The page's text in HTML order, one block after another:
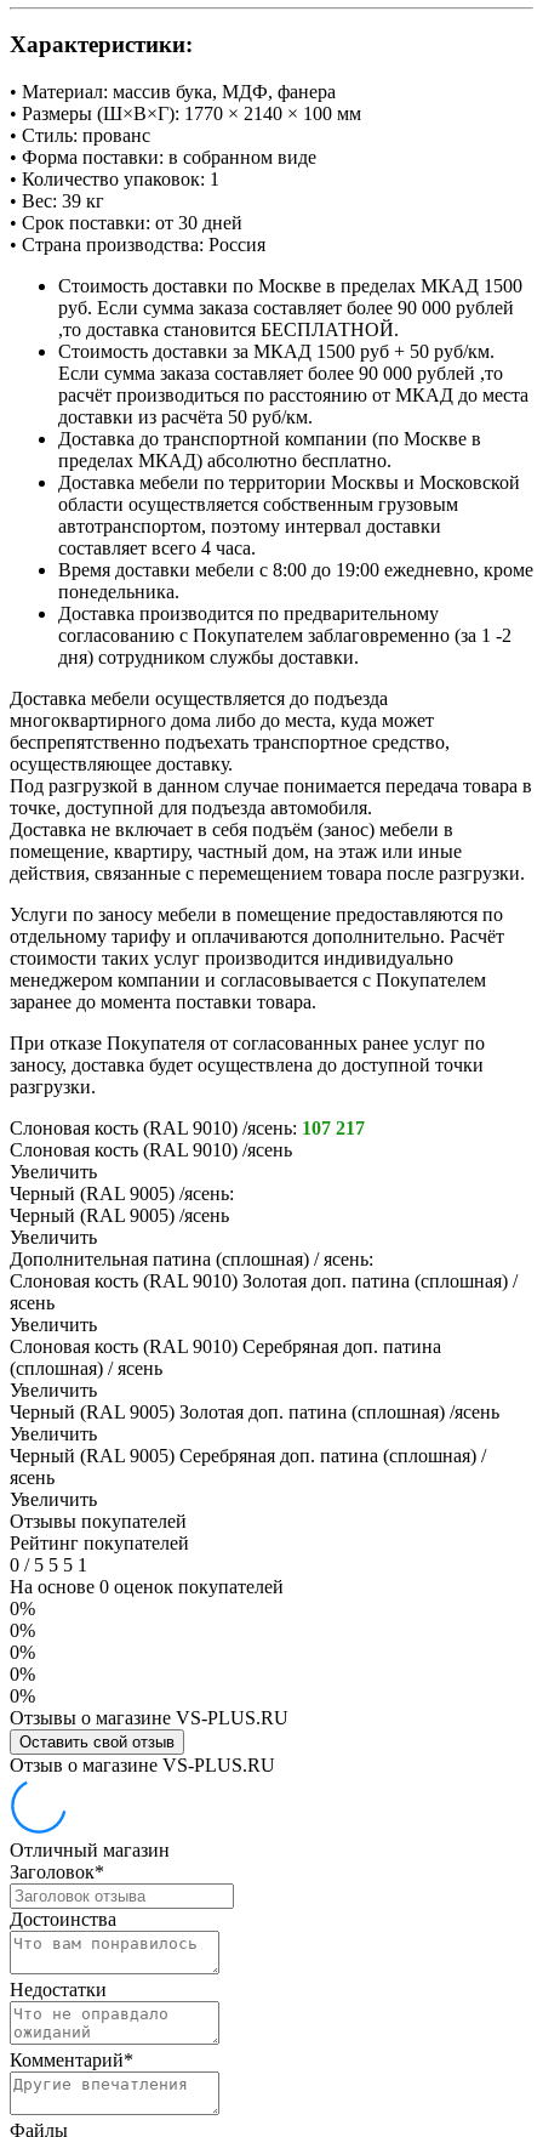
Характеристики:
• Материал: массив бука, МДФ, фанера
• Размеры (Ш×В×Г): 1770 × 2140 × 100 мм
• Стиль: прованс
• Форма поставки: в собранном виде
• Количество упаковок: 1
• Вес: 39 кг
• Срок поставки: от 30 дней
• Страна производства: Россия
Стоимость доставки по Москве в пределах МКАД 1500
руб. Если сумма заказа составляет более 90 000 рублей
,то доставка становится БЕСПЛАТНОЙ.
Стоимость доставки за МКАД 1500 руб + 50 руб/км.
Если сумма заказа составляет более 90 000 рублей ,то
расчёт производиться по расстоянию от МКАД до места
доставки из расчёта 50 руб/км.
Доставка до транспортной компании (по Москве в
пределах МКАД) абсолютно бесплатно.
Доставка мебели по территории Москвы и Московской
области осуществляется собственным грузовым
автотранспортом, поэтому интервал доставки
составляет всего 4 часа.
Время доставки мебели с 8:00 до 19:00 ежедневно, кроме
понедельника.
Доставка производится по предварительному
согласованию с Покупателем заблаговременно (за 1 -2
дня) сотрудником службы доставки.
Доставка мебели осуществляется до подъезда
многоквартирного дома либо до места, куда может
беспрепятственно подъехать транспортное средство,
осуществляющее доставку.
Под разгрузкой в данном случае понимается передача товара в
точке, доступной для подъезда автомобиля.
Доставка не включает в себя подъём (занос) мебели в
помещение, квартиру, частный дом, на этаж или иные
действия, связанные с перемещением товара после разгрузки.
Услуги по заносу мебели в помещение предоставляются по
отдельному тарифу и оплачиваются дополнительно. Расчёт
стоимости таких услуг производится индивидуально
менеджером компании и согласовывается с Покупателем
заранее до момента поставки товара.
При отказе Покупателя от согласованных ранее услуг по
заносу, доставка будет осуществлена до доступной точки
разгрузки.
Слоновая кость (RAL 9010) /ясень: 107 217
Слоновая кость (RAL 9010) /ясень
Увеличить
Черный (RAL 9005) /ясень:
Черный (RAL 9005) /ясень
Увеличить
Дополнительная патина (сплошная) / ясень:
Слоновая кость (RAL 9010) Золотая доп. патина (сплошная) /
ясень
Увеличить
Слоновая кость (RAL 9010) Серебряная доп. патина
(сплошная) / ясень
Увеличить
Черный (RAL 9005) Золотая доп. патина (сплошная) /ясень
Увеличить
Черный (RAL 9005) Серебряная доп. патина (сплошная) /
ясень
Увеличить
Отзывы покупателей
Рейтинг покупателей
0 /5 5 5 1
На основе 0 оценок покупателей
0%
0%
0%
0%
0%
Отзывы о магазине VS-PLUS.RU
Оставить свой отзыв
Отзыв о магазине VS-PLUS.RU
Отличный магазин
Заголовок*
Достоинства
Недостатки
Комментарий*
Файлы